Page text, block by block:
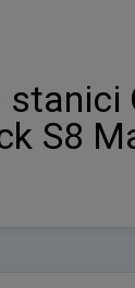
stanici
S8